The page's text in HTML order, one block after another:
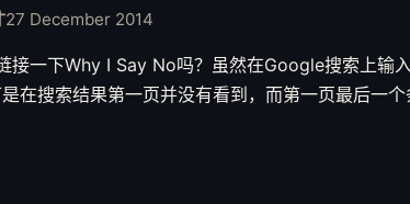
27 December 2014
接一下Why I Say No吗？虽然在Google搜索上
在搜索结果第一页并没有看到，而第一页最后一个